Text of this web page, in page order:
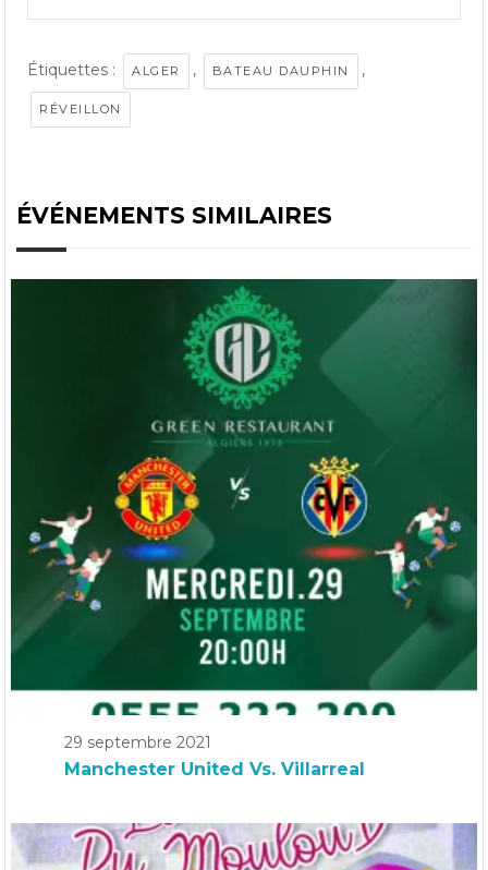
Étiquettes : ALGER , BATEAU DAUPHIN ,
RÉVEILLON
ÉVÉNEMENTS SIMILAIRES
29 septembre 2021
Manchester United Vs. Villarreal